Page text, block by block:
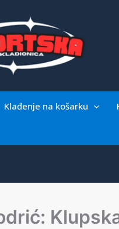
Klađenje na košarku